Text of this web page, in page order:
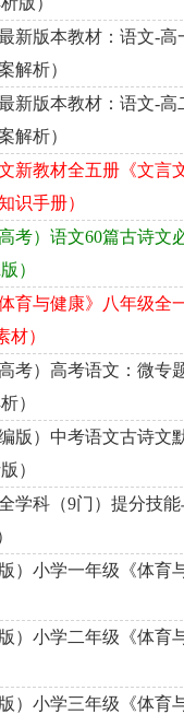
新版本教材：语文-
解析）
新版本教材：语文-
解析）
新教材全五册《文言
识手册）
考）语文60篇古诗文
）
育与健康》八年级全
材）
考）高考语文：微专
）
版）中考语文古诗文
）
学科（9门）提分技
）小学一年级《体育
）小学二年级《体育
）小学三年级《体育